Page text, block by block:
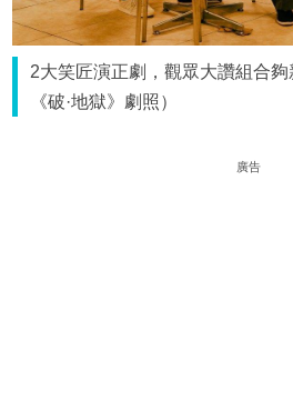
2大笑匠演正劇，觀眾大讚組合夠
《破·地獄》劇照）
廣告